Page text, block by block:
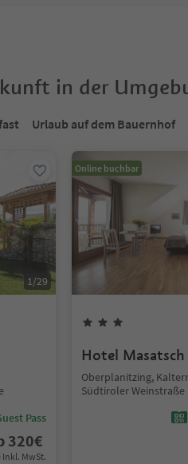
in der
Urlaub auf dem Bauernhof
1/29
Pass
320€
Inkl. MwSt.
Online buchbar
Hotel Masatsch
Oberplanitzing,
Südtiroler Weinstraße